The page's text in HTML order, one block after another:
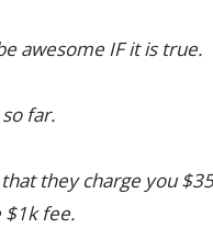
awesome IF it is true.
far.
they charge you
$1k fee.